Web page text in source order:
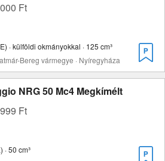
Ft
· külföldi okmányokkal · 125 cm³
Bereg vármegye · Nyíregyháza
NRG 50 Mc4 Megkímélt
Ft
· 50 cm³